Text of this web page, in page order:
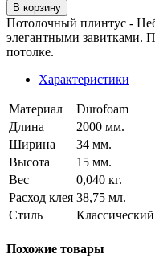
В корзину
Потолочный плинтус -
элегантными завитками.
потолке.
Характеристики
Материал
Durofoam
Длина
2000 мм.
Ширина
34 мм.
Высота
15 мм.
Вес
0,040 кг.
Расход клея 38,75 мл.
Стиль
Классический
Похожие товары